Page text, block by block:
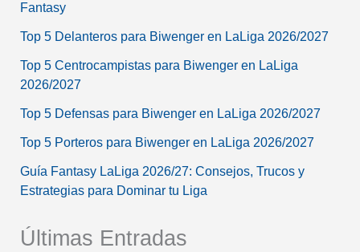
Fantasy
Top 5 Delanteros para Biwenger en LaLiga 2026/2027
Top 5 Centrocampistas para Biwenger en LaLiga
2026/2027
Top 5 Defensas para Biwenger en LaLiga 2026/2027
Top 5 Porteros para Biwenger en LaLiga 2026/2027
Guía Fantasy LaLiga 2026/27: Consejos, Trucos y
Estrategias para Dominar tu Liga
Últimas Entradas